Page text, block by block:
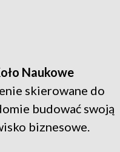
Naukowe
skierowane do
budować swoją
biznesowe.